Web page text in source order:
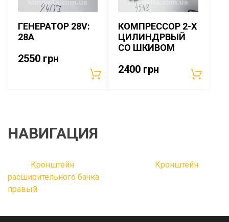
ГЕНЕРАТОР 28V:
28А
2550 грн
КОМПРЕССОР 2-Х
ЦИЛИНДРВЫЙ
СО ШКИВОМ
2400 грн
НАВИГАЦИЯ
Кронштейн
расширительного бачка
правый
Кронштейн